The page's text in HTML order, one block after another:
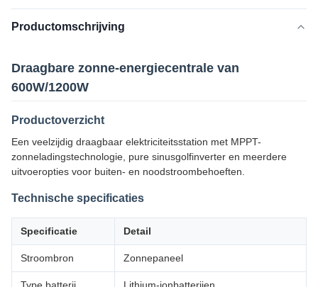
Productomschrijving
Draagbare zonne-energiecentrale van
600W/1200W
Productoverzicht
Een veelzijdig draagbaar elektriciteitsstation met MPPT-
zonneladingstechnologie, pure sinusgolfinverter en meerdere
uitvoeropties voor buiten- en noodstroombehoeften.
Technische specificaties
Specificatie Detail
Stroombron Zonnepaneel